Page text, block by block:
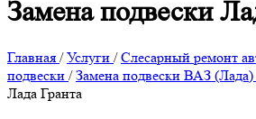
Замена подвески
Главная /Услуги /Слесарный ремонт
подвески /Замена подвески ВАЗ (Лада)
Лада Гранта